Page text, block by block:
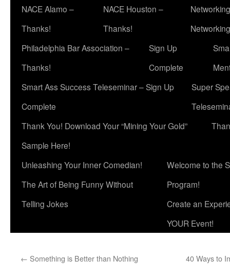
NACE Alamo –
Thanks!
NACE Houston –
Thanks!
Networking
Philadelphia Bar Association –
Thanks!
Sign Up
Complete
Smart Ass Success Teleseminar – Sign Up
Complete
Super
Thank You! Download Your “Mining Your Gold”
Sample Here!
Unleashing Your Inner Comedian!
The Art of Being Funny Without
Telling Jokes
Welcome to the
Program!
Create an
YOUR Event!
← Something is Better than Nothing 40 Ways to